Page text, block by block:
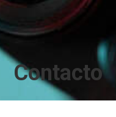
Contacto